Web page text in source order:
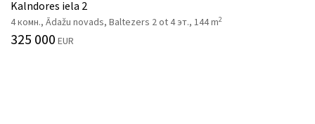
Kalndores iela 2
4 комн., Ādažu novads, Baltezers 2 ot 4 эт., 144 m2
325 000 EUR